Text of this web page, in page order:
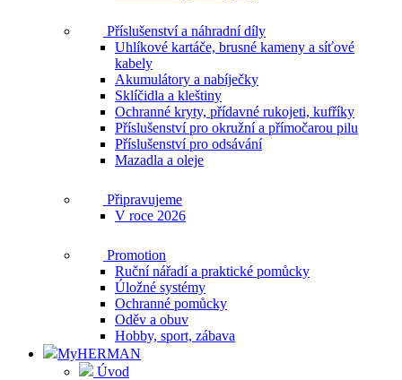
Příslušenství a náhradní díly
Uhlíkové kartáče, brusné kameny a síťové
kabely
Akumulátory a nabíječky
Sklíčidla a kleštiny
Ochranné kryty, přídavné rukojeti, kufříky
Příslušenství pro okružní a přímočarou pilu
Příslušenství pro odsávání
Mazadla a oleje
Připravujeme
V roce 2026
Promotion
Ruční nářadí a praktické pomůcky
Úložné systémy
Ochranné pomůcky
Oděv a obuv
Hobby, sport, zábava
MyHERMAN
Úvod